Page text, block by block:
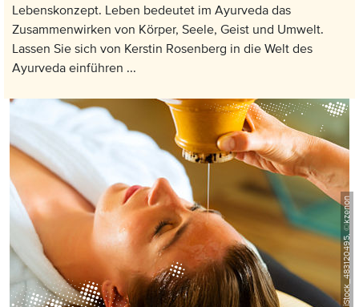
Lebenskonzept. Leben bedeutet im Ayurveda das
Zusammenwirken von Körper, Seele, Geist und Umwelt.
Lassen Sie sich von Kerstin Rosenberg in die Welt des
Ayurveda einführen ...
iStock_483120495, ©kzenon